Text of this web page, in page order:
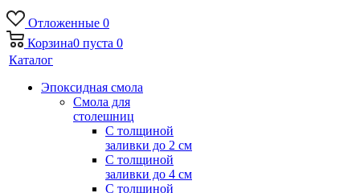
Отложенные 0
Корзина0 пуста 0
Каталог
Эпоксидная смола
Смола для
столешниц
С толщиной
заливки до 2 см
С толщиной
заливки до 4 см
С толщиной